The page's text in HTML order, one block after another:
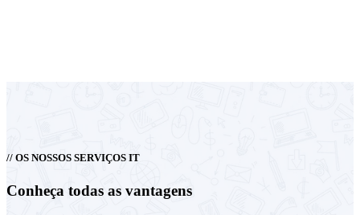
// OS NOSSOS SERVIÇOS IT
Conheça todas as vantagens